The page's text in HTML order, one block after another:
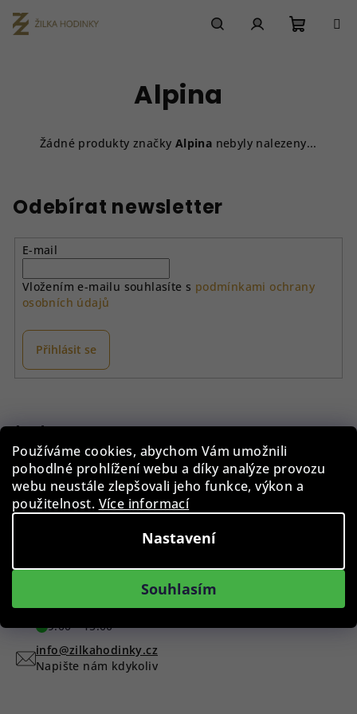
Používáme cookies, abychom Vám umožnili
pohodlné prohlížení webu a díky analýze provozu
webu neustále zlepšovali jeho funkce, výkon a
použitelnost. Více informací
Nastavení
Souhlasím
na
obsah
Alpina
Žádné produkty značky Alpina nebyly nalezeny...
Odebírat newsletter
E-mail
Vložením e-mailu souhlasíte s podmínkami ochrany
osobních údajů
Přihlásit se
p
a
Instagram
Sledovat na Instagramu
+420 775 955 998
9:00 - 15:00
info@zilkahodinky.cz
Napište nám kdykoliv